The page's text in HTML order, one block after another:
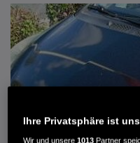
Ihre Privatsphäre ist
Wir und unsere1013 Partner